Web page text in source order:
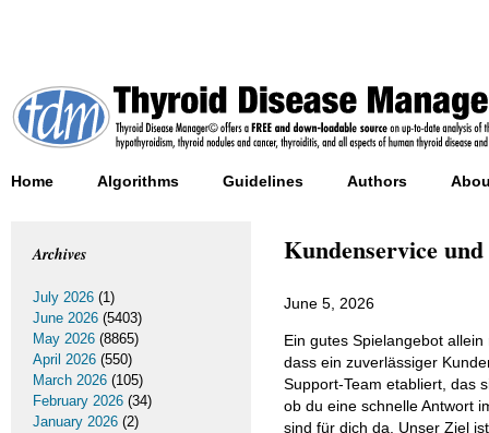
Home Algorithms Guidelines Authors
Kundenservice
June 5, 2026
Ein gutes Spielangebot
dass ein zuverlässiger
Support-Team etabliert, das
ob du eine schnelle Antwort
sind für dich da. Unser Ziel
Archives
July 2026 (1)
June 2026 (5403)
May 2026 (8865)
April 2026 (550)
March 2026 (105)
February 2026 (34)
January 2026 (2)